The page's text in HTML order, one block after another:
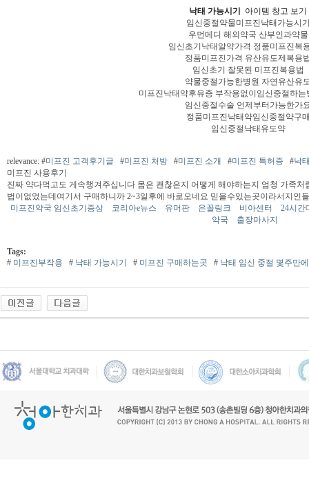
낙태 가능시기
아이템 창고 보기
임신중절약물미프진낙태가능시
우먼메디 해외약국 산부인과약물
임신초기낙태알약가격 정품미프진복
정품미프진가격 유산유도제복용
임신초기 잘못된 미프진복용법
약물중절가능한병원 자연유산유
미프진낙태약후유증 부작용없이임신중절하는
임신중절수술 언제부터가능한가
정품미프진낙태약임신중절약구
임신중절낙태유도약
relevance: #미프진 고객후기글 #미프진 처방 #미프진 소개 #미프진 특허증 #낙
미프진 사용후기
진짜 약다먹고도 게속챙겨주십니다 몸은 괜찮은지 어떻게 해야하는지 엄청 가족
법이없었는데여기서 구매하니까 2~3일후에 바로오네요 믿을수있는곳이라서지인
미프진약국 임신초기증상
코리아e뉴스 유머판 은꼴링크 비아센터
24시간
약국
출장마사지
Tags:
# 미프진부작용 # 낙태 가능시기 # 미프진 구매하는곳 # 낙태 임신 중절 몇주만에